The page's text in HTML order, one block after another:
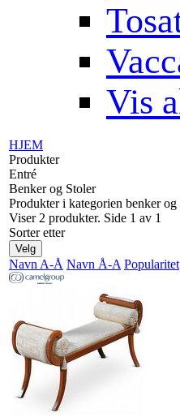
Vis
HJEM
Produkter
Entré
Benker og Stoler
Produkter i kategorien benker og
Viser 2 produkter. Side 1 av 1
Sorter etter
Velg
Navn A-Å Navn Å-A Popularitet